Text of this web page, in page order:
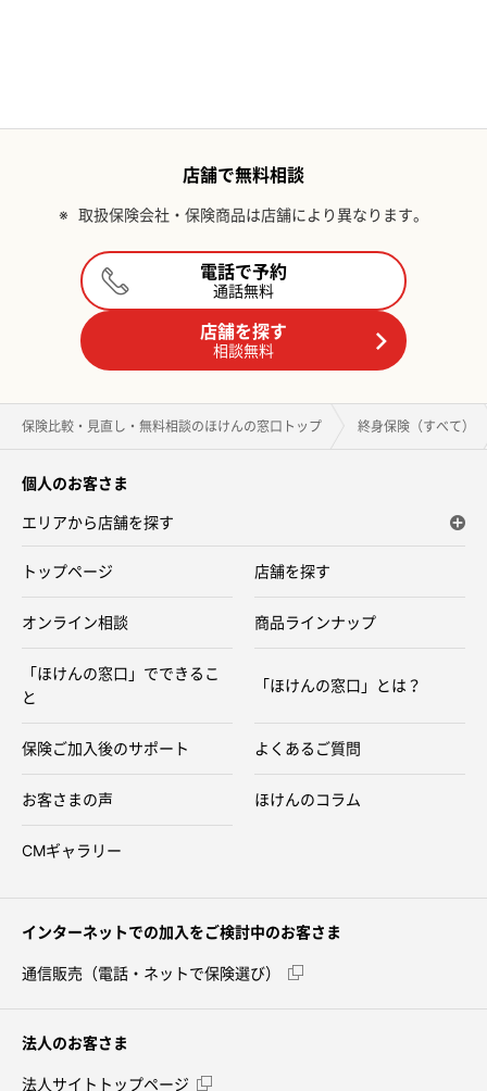
保険比較・見直し・無料相談のほけんの窓口トップ 終身保険（すべて）
店舗で無料相談
※ 取扱保険会社・保険商品は店舗により異なります。
電話で予約
通話無料
店舗を探す
相談無料
個人のお客さま
エリアから店舗を探す
トップページ 店舗を探す
オンライン相談 商品ラインナップ
「ほけんの窓口」でできるこ
と
「ほけんの窓口」とは？
保険ご加入後のサポート よくあるご質問
お客さまの声 ほけんのコラム
CMギャラリー
インターネットでの加入をご検討中のお客さま
通信販売（電話・ネットで保険選び）
法人のお客さま
法人サイトトップページ